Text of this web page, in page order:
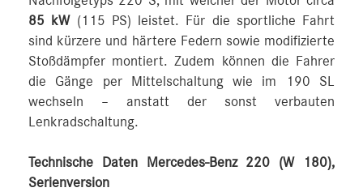
85 kW(115 PS) leistet. Für die sportliche Fahrt
sind kürzere und härtere Federn sowie modifizierte
Stoßdämpfer montiert. Zudem können die Fahrer
die Gänge per Mittelschaltung wie im 190 SL
wechseln – anstatt der sonst verbauten
Lenkradschaltung.
Technische Daten Mercedes-Benz 220 (W 180),
Serienversion